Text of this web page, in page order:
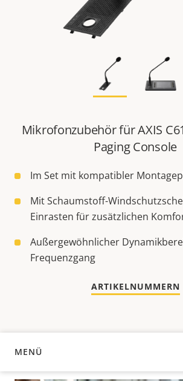
Mikrofonzubehör für AXIS
Paging Console
Im Set mit kompatibler
Mit Schaumstoff-
Einrasten für zusätzlichen
Außergewöhnlicher
Frequenzgang
ARTIKELNUMMERN
MENÜ
ÜBERSICHT